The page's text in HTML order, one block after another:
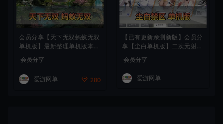
会员分享【天下无双蚂蚁无双
单机版】最新整理单机版本
带GM命令后台 武侠怀旧网游
免虚拟机一键端 配套视频教
学
会员分享
爱游网单 280
【已有更新亲测新版】会员分
享【尘白单机版】二次元射击
类网游单机版一键端
会员分享
爱游网单